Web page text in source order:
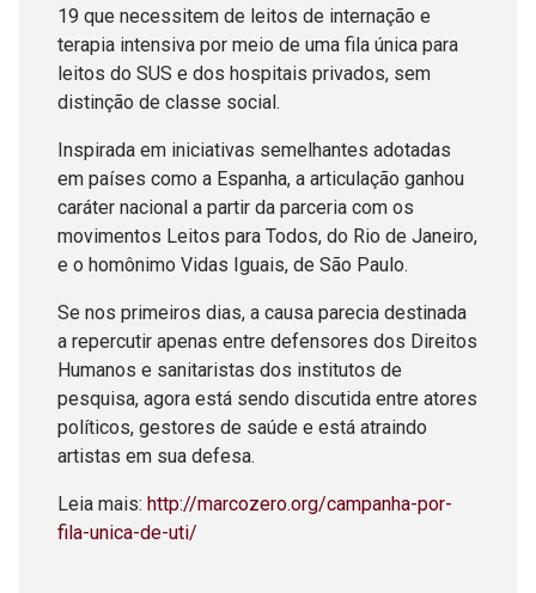
19 que necessitem de leitos de internação e
terapia intensiva por meio de uma fila única para
leitos do SUS e dos hospitais privados, sem
distinção de classe social.
Inspirada em iniciativas semelhantes adotadas
em países como a Espanha, a articulação ganhou
caráter nacional a partir da parceria com os
movimentos Leitos para Todos, do Rio de Janeiro,
e o homônimo Vidas Iguais, de São Paulo.
Se nos primeiros dias, a causa parecia destinada
a repercutir apenas entre defensores dos Direitos
Humanos e sanitaristas dos institutos de
pesquisa, agora está sendo discutida entre atores
políticos, gestores de saúde e está atraindo
artistas em sua defesa.
Leia mais: http://marcozero.org/campanha-por-
fila-unica-de-uti/